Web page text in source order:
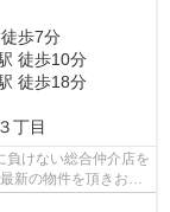
徒歩7分
徒歩10分
徒歩18分
３丁目
負けない総合仲介店を
新の物件を頂きお客